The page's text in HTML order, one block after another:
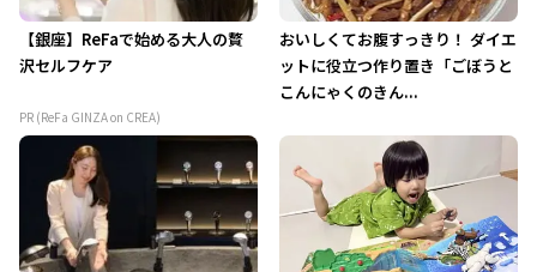
【銀座】ReFaで始める大人の贅
沢セルフケア
PR (ReFa GINZA on CREA)
おいしくてお腹すっきり！ ダイエ
ットに役立つ作り置き「ごぼうと
こんにゃくのきん...